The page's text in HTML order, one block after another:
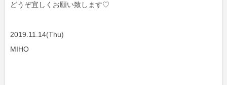
どうぞ宜しくお願い致します♡
2019.11.14(Thu)
MIHO